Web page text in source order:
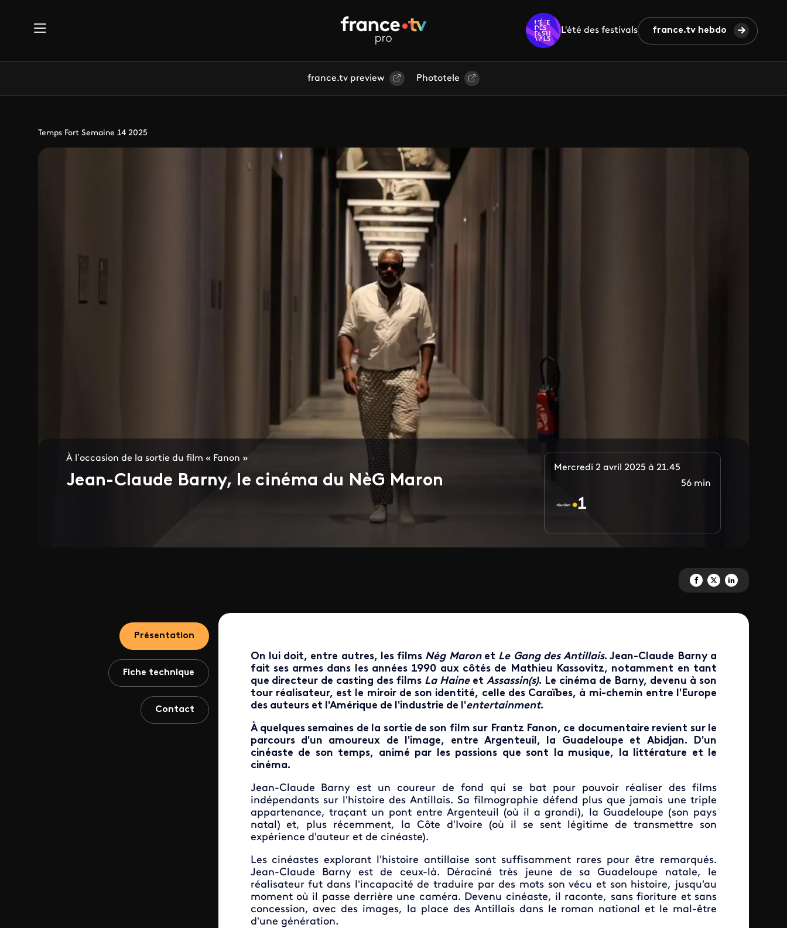
L'été des festivals france.tv hebdo
france.tv preview Phototele
Temps Fort Semaine 14 2025
À l’occasion de la sortie du film « Fanon »
Jean-Claude Barny, le cinéma du NèG Maron
Mercredi 2 avril 2025 à 21.45
56 min
Partagez 'Jean-Claude Barny,
Partagez 'Jean-Claude
Partagez 'Jean-
Présentation
Fiche technique
Contact
On lui doit, entre autres, les films Nèg Maronet Le Gang des Antillais. Jean-Claude Barny a
fait ses armes dans les années 1990 aux côtés de Mathieu Kassovitz, notamment en tant
que directeur de casting des films La Haine et Assassin(s). Le cinéma de Barny, devenu à son
tour réalisateur, est le miroir de son identité, celle des Caraïbes, à mi-chemin entre l'Europe
des auteurs et l'Amérique de l'industrie de l'entertainment.
À quelques semaines de la sortie de son film sur Frantz Fanon, ce documentaire revient sur le
parcours d'un amoureux de l'image, entre Argenteuil, la Guadeloupe et Abidjan. D'un
cinéaste de son temps, animé par les passions que sont la musique, la littérature et le
cinéma.
Jean-Claude Barny est un coureur de fond qui se bat pour pouvoir réaliser des films
indépendants sur l'histoire des Antillais. Sa filmographie défend plus que jamais une triple
appartenance, traçant un pont entre Argenteuil (où il a grandi), la Guadeloupe (son pays
natal) et, plus récemment, la Côte d'Ivoire (où il se sent légitime de transmettre son
expérience d'auteur et de cinéaste).
Les cinéastes explorant l'histoire antillaise sont suffisamment rares pour être remarqués.
Jean-Claude Barny est de ceux-là. Déraciné très jeune de sa Guadeloupe natale, le
réalisateur fut dans l’incapacité de traduire par des mots son vécu et son histoire, jusqu'au
moment où il passe derrière une caméra. Devenu cinéaste, il raconte, sans fioriture et sans
concession, avec des images, la place des Antillais dans le roman national et le mal-être
d’une génération.